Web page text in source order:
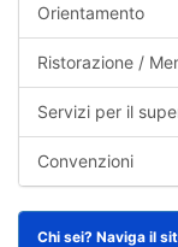
Orientamento
Ristorazione /
Servizi per il
Convenzioni
Chi sei? Naviga il